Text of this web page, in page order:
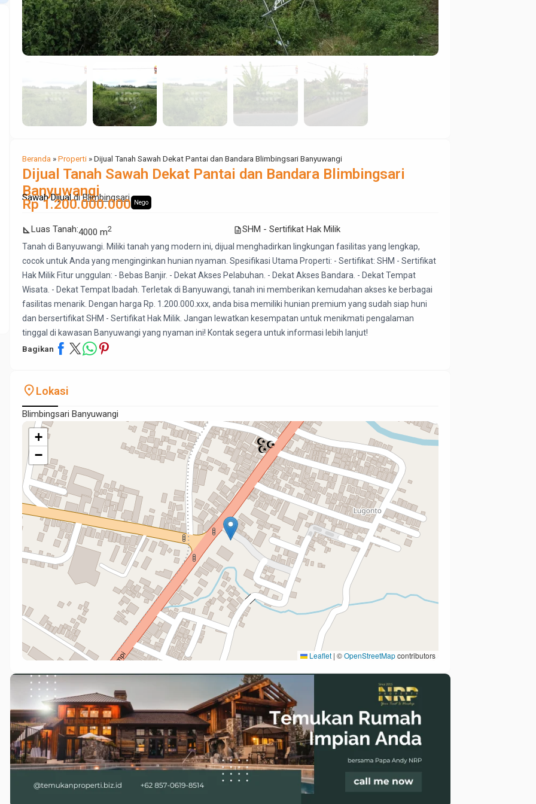
Beranda »Properti »Dijual Tanah Sawah Dekat Pantai dan Bandara Blimbingsari Banyuwangi
Dijual Tanah Sawah Dekat Pantai dan Bandara Blimbingsari
Banyuwangi
Sawah Dijual diBlimbingsari
Rp 1.200.000.000 Nego
square_footLuas Tanah:4000 m2 descriptionSHM - Sertifikat Hak Milik
Tanah di Banyuwangi. Miliki tanah yang modern ini, dijual menghadirkan lingkungan fasilitas yang lengkap,
cocok untuk Anda yang menginginkan hunian nyaman. Spesifikasi Utama Properti: - Sertifikat: SHM - Sertifikat
Hak Milik Fitur unggulan: - Bebas Banjir. - Dekat Akses Pelabuhan. - Dekat Akses Bandara. - Dekat Tempat
Wisata. - Dekat Tempat Ibadah. Terletak di Banyuwangi, tanah ini memberikan kemudahan akses ke berbagai
fasilitas menarik. Dengan harga Rp. 1.200.000.xxx, anda bisa memiliki hunian premium yang sudah siap huni
dan bersertifikat SHM - Sertifikat Hak Milik. Jangan lewatkan kesempatan untuk menikmati pengalaman
tinggal di kawasan Banyuwangi yang nyaman ini! Kontak segera untuk informasi lebih lanjut!
Bagikan
placeLokasi
Blimbingsari Banyuwangi
+
−
Leaflet | ©OpenStreetMapcontributors